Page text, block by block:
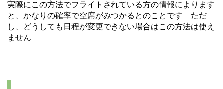
実際にこの方法でフライトされている方の情報によります
と、かなりの確率で空席がみつかるとのことです ただ
し、どうしても日程が変更できない場合はこの方法は使え
ません